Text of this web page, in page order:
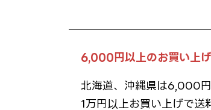
6,000円以上のお買い上げ
北海道、沖縄県は6,000
1万円以上お買い上げで送